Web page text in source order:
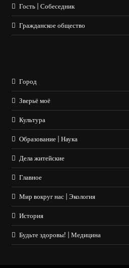
Гость | Собеседник
Гражданское общество
Город
Зверьё моё
Культура
Образование | Наука
Дела житейские
Главное
Мир вокруг нас | Экология
История
Будьте здоровы! | Медицина